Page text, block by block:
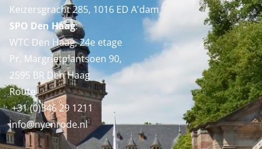
Keizersgracht 285, 1016 ED A'dam
SPO Den Haag:
WTC Den Haag, 24e etage
Pr. Margrietplantsoen 90,
2595 BR Den Haag
Route
+31 (0)346 29 1211
info@nyenrode.nl